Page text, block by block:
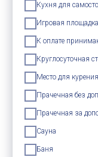
Кухня для
Игровая площадка
К оплате
Круглосуточная
Место для курения
Прачечная без
Прачечная за
Сауна
Баня